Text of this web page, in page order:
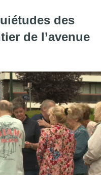
des
de l’avenue